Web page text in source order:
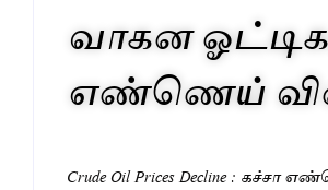
வாகன
எண்ணெய்
Crude Oil Prices Decline :